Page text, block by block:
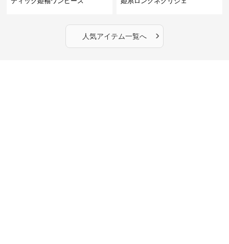
人気アイテム一覧へ ›